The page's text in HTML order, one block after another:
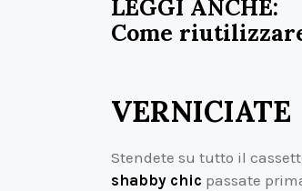
LEGGI ANCHE:
Come
VERNICIATE
Stendete su tutto il
shabby chic passate